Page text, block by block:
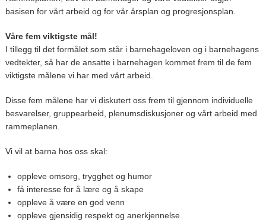
basisen for vårt arbeid og for vår årsplan og progresjonsplan.
Våre fem viktigste mål!
I tillegg til det formålet som står i barnehageloven og i barnehagens
vedtekter, så har de ansatte i barnehagen kommet frem til de fem
viktigste målene vi har med vårt arbeid.
Disse fem målene har vi diskutert oss frem til gjennom individuelle
besvarelser, gruppearbeid, plenumsdiskusjoner og vårt arbeid med
rammeplanen.
Vi vil at barna hos oss skal:
oppleve omsorg, trygghet og humor
få interesse for å lære og å skape
oppleve å være en god venn
oppleve gjensidig respekt og anerkjennelse